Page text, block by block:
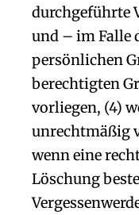
durchgeführte
und – im Falle
persönlichen
berechtigten
vorliegen, (4)
unrechtmäßig
wenn eine
Löschung